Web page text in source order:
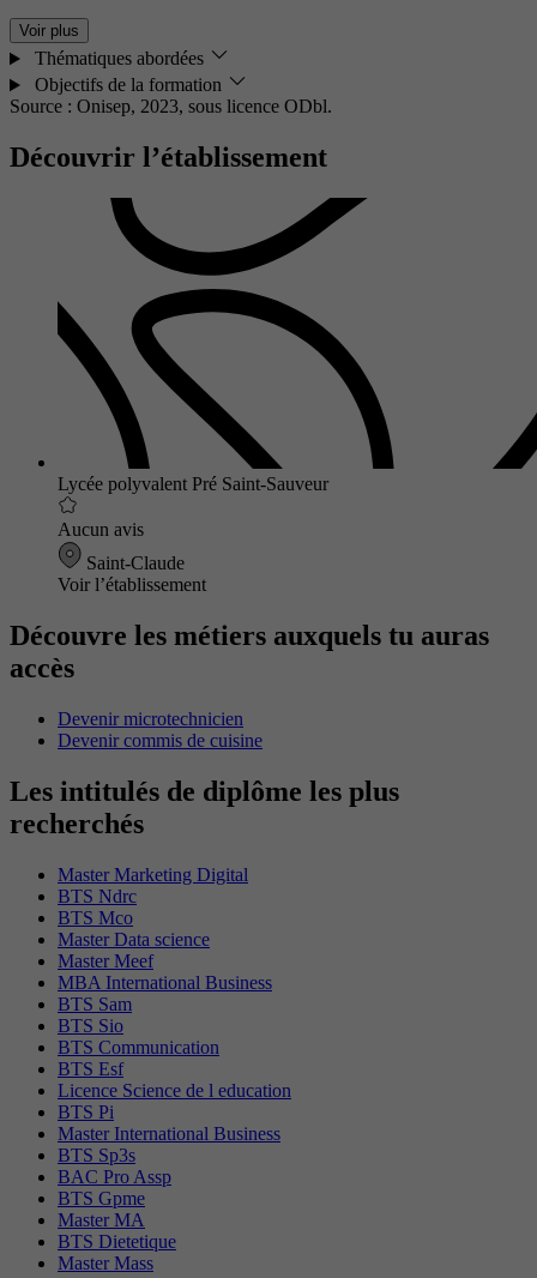
Voir plus
Thématiques abordées
Objectifs de la formation
Source : Onisep, 2023, sous licence ODbl.
Découvrir l’établissement
Lycée polyvalent Pré Saint-Sauveur
Aucun avis
Saint-Claude
Voir l’établissement
Découvre les métiers auxquels tu auras
accès
Devenir microtechnicien
Devenir commis de cuisine
Les intitulés de diplôme les plus
recherchés
Master Marketing Digital
BTS Ndrc
BTS Mco
Master Data science
Master Meef
MBA International Business
BTS Sam
BTS Sio
BTS Communication
BTS Esf
Licence Science de l education
BTS Pi
Master International Business
BTS Sp3s
BAC Pro Assp
BTS Gpme
Master MA
BTS Dietetique
Master Mass